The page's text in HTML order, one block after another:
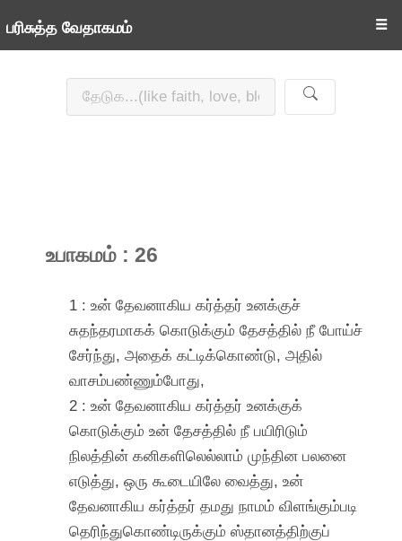
பரிசுத்த வேதாகமம் ☰
உபாகமம் : 26
1 : உன் தேவனாகிய கர்த்தர் உனக்குச்
சுதந்தரமாகக் கொடுக்கும் தேசத்தில் நீ போய்ச்
சேர்ந்து, அதைக் கட்டிக்கொண்டு, அதில்
வாசம்பண்ணும்போது,
2 : உன் தேவனாகிய கர்த்தர் உனக்குக்
கொடுக்கும் உன் தேசத்தில் நீ பயிரிடும்
நிலத்தின் கனிகளிலெல்லாம் முந்தின பலனை
எடுத்து, ஒரு கூடையிலே வைத்து, உன்
தேவனாகிய கர்த்தர் தமது நாமம் விளங்கும்படி
தெரிந்துகொண்டிருக்கும் ஸ்தானத்திற்குப்